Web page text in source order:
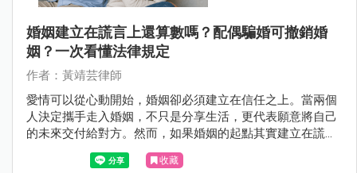
婚姻建立在謊言上還算數嗎？配偶騙婚可撤銷婚
姻？一次看懂法律規定
作者：黃靖芸律師
愛情可以從心動開始，婚姻卻必須建立在信任之上。當兩個
人決定攜手走入婚姻，不只是分享生活，更代表願意將自己
的未來交付給對方。然而，如果婚姻的起點其實建立在謊言
之上，甚至是刻意隱瞞、偽造身分或重要資訊所換來的承
諾，這段關係是否還有繼續維持的基礎？
收藏